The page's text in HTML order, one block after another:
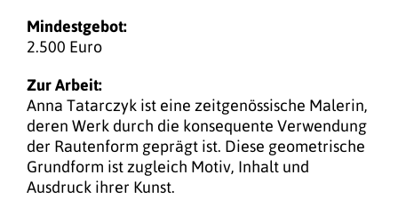
Mindestgebot:
2.500 Euro
Zur Arbeit:
Anna Tatarczyk ist eine zeitgenössische Malerin,
deren Werk durch die konsequente Verwendung
der Rautenform geprägt ist. Diese geometrische
Grundform ist zugleich Motiv, Inhalt und
Ausdruck ihrer Kunst.